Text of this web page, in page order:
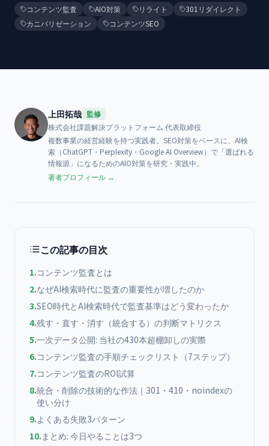
コンテンツ監査 AIO対策 リライト
301リダイレクト
カニバリゼーション
コンテンツSEO
上田拓哉 監修
株式会社課題解決プラットフォーム 代表取締役
複数事業の経営経験を持つ実践者。SEO対策をベースに、AI検
索（ChatGPT・Perplexity・Google AI Overview）で「選ばれる
情報源」になるためのAIO対策を研究・実践中。
著者プロフィール →
この記事の目次
1.コンテンツ監査とは
2.なぜAI検索時代に監査の重要性が増したのか
3.SEO時代とAI検索時代で監査基準はどう変わったか
4.残す・直す・消す（統合する）の判断マトリクス
5.一次データ公開: 当社の430本超棚卸しの実際
6.コンテンツ監査の手順チェックリスト（7ステップ）
7.コンテンツ監査のROI試算
8.統合・削除の技術的な作法｜301・410・noindexの
使い分け
9.よくある失敗3パターン
10.まとめ: 今日やることは3つ